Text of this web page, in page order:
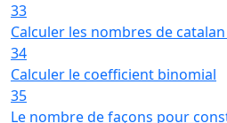
33
Calculer les nombres de
34
Calculer le coefficient binomial
35
Le nombre de façons pour